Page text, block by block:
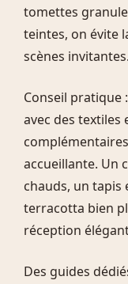
tomettes
teintes, on évite
scènes invitantes.
Conseil pratique
avec des textiles
accueillante. Un
chauds, un tapis
terracotta bien
réception
Des guides